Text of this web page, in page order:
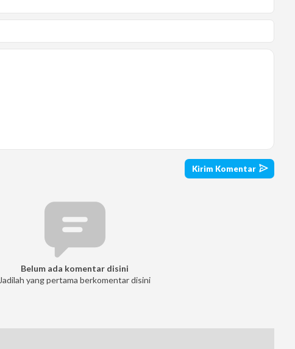
Belum ada komentar disini
Jadilah yang pertama berkomentar disini